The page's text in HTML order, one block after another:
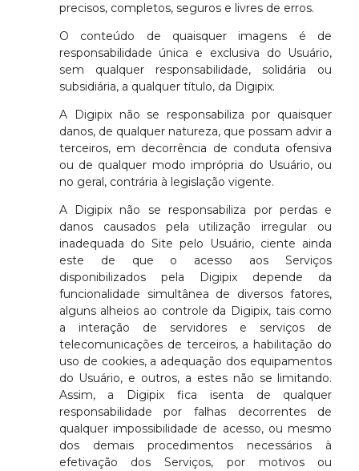
precisos, completos, seguros e livres de erros.
O conteúdo de quaisquer imagens é de
responsabilidade única e exclusiva do Usuário,
sem qualquer responsabilidade, solidária ou
subsidiária, a qualquer título, da Digipix.
A Digipix não se responsabiliza por quaisquer
danos, de qualquer natureza, que possam advir a
terceiros, em decorrência de conduta ofensiva
ou de qualquer modo imprópria do Usuário, ou
no geral, contrária à legislação vigente.
A Digipix não se responsabiliza por perdas e
danos causados pela utilização irregular ou
inadequada do Site pelo Usuário, ciente ainda
este de que o acesso aos Serviços
disponibilizados pela Digipix depende da
funcionalidade simultânea de diversos fatores,
alguns alheios ao controle da Digipix, tais como
a interação de servidores e serviços de
telecomunicações de terceiros, a habilitação do
uso de cookies, a adequação dos equipamentos
do Usuário, e outros, a estes não se limitando.
Assim, a Digipix fica isenta de qualquer
responsabilidade por falhas decorrentes de
qualquer impossibilidade de acesso, ou mesmo
dos demais procedimentos necessários à
efetivação dos Serviços, por motivos ou